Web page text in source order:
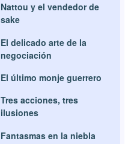
Nattou y el vendedor de
sake
El delicado arte de la
negociación
El último monje guerrero
Tres acciones, tres
ilusiones
Fantasmas en la niebla